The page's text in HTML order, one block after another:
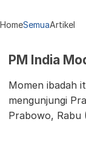
HomeSemuaArtikel
PM India
Momen ibadah
mengunjungi
Prabowo, Rabu